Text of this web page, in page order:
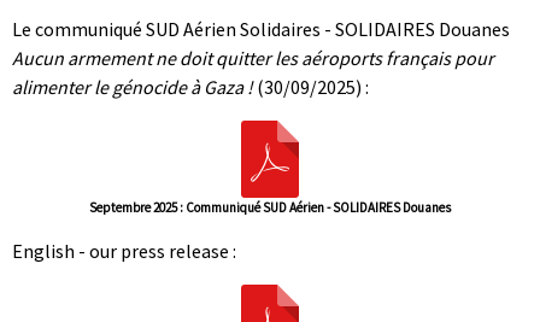
Le communiqué SUD Aérien Solidaires - SOLIDAIRES Douanes
Aucun armement ne doit quitter les aéroports français pour
alimenter le génocide à Gaza !(30/09/2025) :
Septembre 2025 : Communiqué SUD Aérien - SOLIDAIRES Douanes
English - our press release :